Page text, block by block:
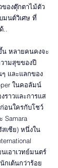
ของตุ๊กตาไม้ตัว
มนต์วิเศษ ที่
..
น หลายคนคงจะ
ามสุขของปี
และแลกของ
ในคอลัมน์
ราวและการแส
อนใครกับโชว์
Samara
สเซีย) หนึ่งใน
เอาเวทย์มนตร์
กเต้นกว่าร้อย